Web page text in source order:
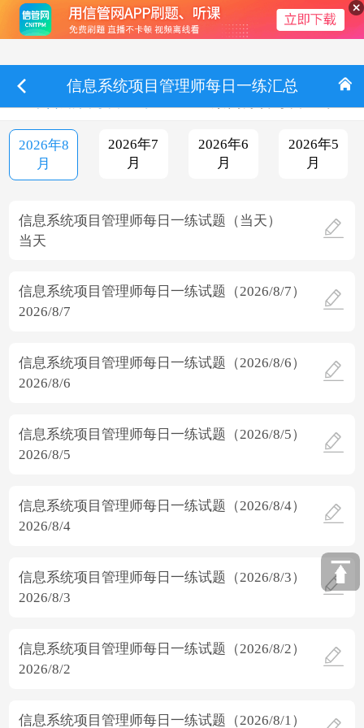
信息系统项目管理师每日一练汇总
2026年8
月
2026年7
月
2026年6
月
2026年5
月
信息系统项目管理师每日一练试题（当天）
当天
信息系统项目管理师每日一练试题（2026/8/7）
2026/8/7
信息系统项目管理师每日一练试题（2026/8/6）
2026/8/6
信息系统项目管理师每日一练试题（2026/8/5）
2026/8/5
信息系统项目管理师每日一练试题（2026/8/4）
2026/8/4
信息系统项目管理师每日一练试题（2026/8/3）
2026/8/3
信息系统项目管理师每日一练试题（2026/8/2）
2026/8/2
信息系统项目管理师每日一练试题（2026/8/1）